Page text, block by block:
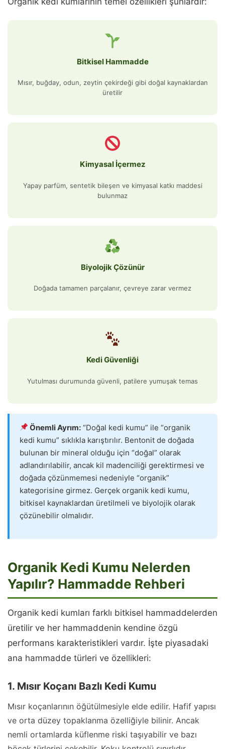
Bitkisel Hammadde
Mısır, buğday, odun, zeytin çekirdeği gibi doğal kaynaklardan
üretilir
Kimyasal İçermez
Yapay parfüm, sentetik bileşen ve kimyasal katkı maddesi
bulunmaz
Biyolojik Çözünür
Doğada tamamen parçalanır, çevreye zarar vermez
Kedi Güvenliği
Yutulması durumunda güvenli, patilere yumuşak temas
Önemli Ayrım: “Doğal kedi kumu” ile “organik
kedi kumu” sıklıkla karıştırılır. Bentonit de doğada
bulunan bir mineral olduğu için “doğal” olarak
adlandırılabilir, ancak kil madenciliği gerektirmesi ve
doğada çözünmemesi nedeniyle “organik”
kategorisine girmez. Gerçek organik kedi kumu,
bitkisel kaynaklardan üretilmeli ve biyolojik olarak
çözünebilir olmalıdır.
Organik Kedi Kumu Nelerden
Yapılır? Hammadde Rehberi
Organik kedi kumları farklı bitkisel hammaddelerden
üretilir ve her hammaddenin kendine özgü
performans karakteristikleri vardır. İşte piyasadaki
ana hammadde türleri ve özellikleri:
1. Mısır Koçanı Bazlı Kedi Kumu
Mısır koçanlarının öğütülmesiyle elde edilir. Hafif yapısı
ve orta düzey topaklanma özelliğiyle bilinir. Ancak
nemli ortamlarda küflenme riski taşıyabilir ve bazı